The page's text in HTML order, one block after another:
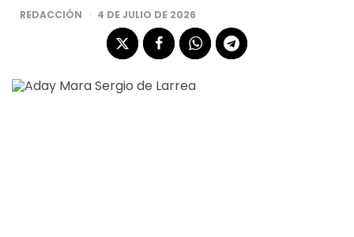
POSTED
REDACCIÓN 4 DE JULIO DE 2026